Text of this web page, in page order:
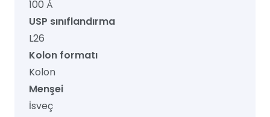
100 Å
USP sınıflandırma
L26
Kolon formatı
Kolon
Menşei
İsveç